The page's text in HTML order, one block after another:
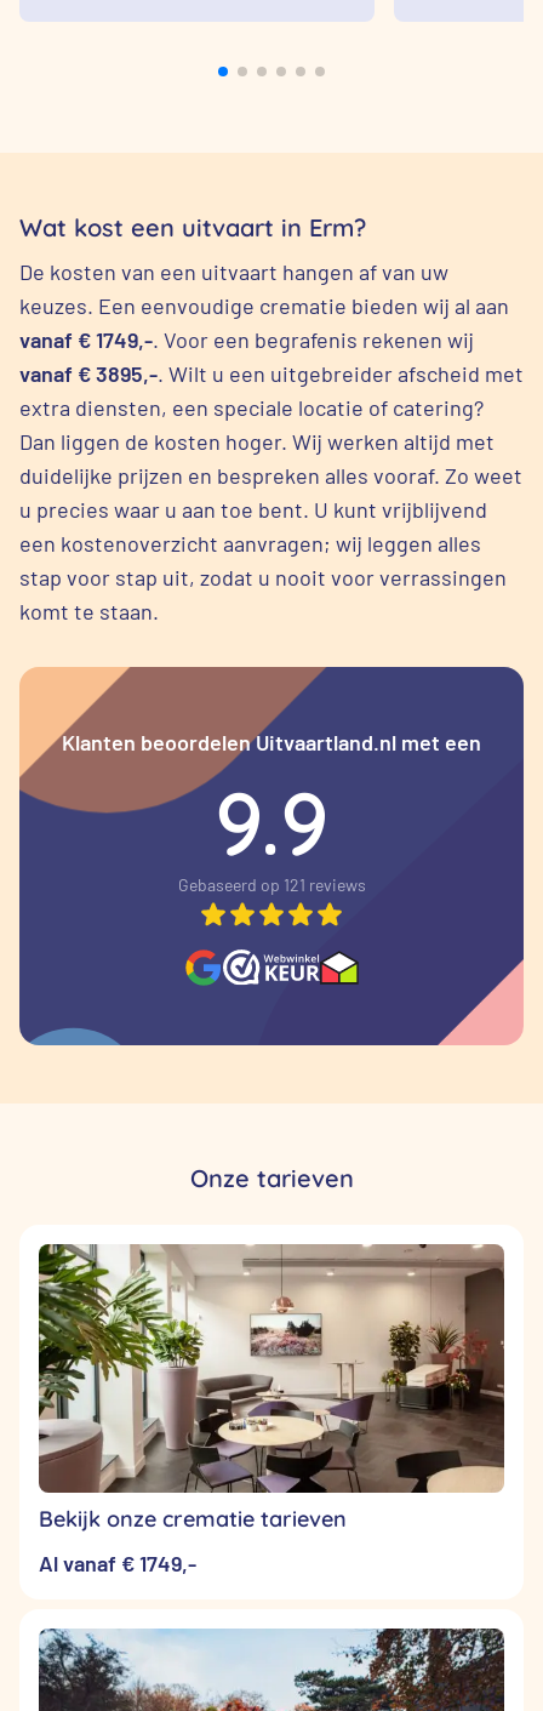
Wat kost een uitvaart in Erm?
De kosten van een uitvaart hangen af van uw
keuzes. Een eenvoudige crematie bieden wij al aan
vanaf € 1749,-. Voor een begrafenis rekenen wij
vanaf € 3895,-. Wilt u een uitgebreider afscheid met
extra diensten, een speciale locatie of catering?
Dan liggen de kosten hoger. Wij werken altijd met
duidelijke prijzen en bespreken alles vooraf. Zo weet
u precies waar u aan toe bent. U kunt vrijblijvend
een kostenoverzicht aanvragen; wij leggen alles
stap voor stap uit, zodat u nooit voor verrassingen
komt te staan.
Klanten beoordelen Uitvaartland.nl met een
9.9
Gebaseerd op 121 reviews
Onze tarieven
Bekijk onze crematie tarieven
Al vanaf € 1749,-